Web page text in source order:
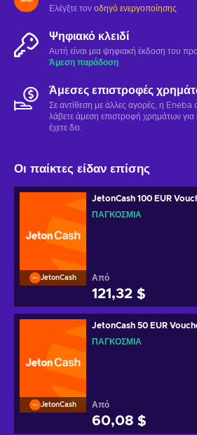
Ελέγξτε τον οδηγό ενεργοποίησης
Ψηφιακό κλειδί
Αυτή είναι μια ψηφιακή έκδοση του
Άμεση παράδοση
Άμεσες επιστροφές
Σε αντίθεση με άλλες αγορές, η Eneba
λάβετε άμεση επιστροφή χρημάτων για
έχετε δει.
Οι παίκτες είδαν επίσης
JetonCash
JetonCash 100 EUR
ΠΑΓΚΌΣΜΙΑ
Από
121,32 $
JetonCash
JetonCash 50 EUR
ΠΑΓΚΌΣΜΙΑ
Από
60,08 $